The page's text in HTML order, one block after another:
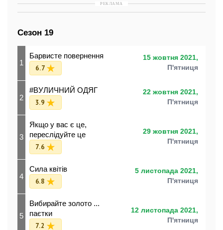
РЕКЛАМА
Сезон 19
1
Барвисте повернення
6.7
15 жовтня 2021,
П'ятниця
2
#ВУЛИЧНИЙ ОДЯГ
3.9
22 жовтня 2021,
П'ятниця
3
Якщо у вас є це,
переслідуйте це
7.6
29 жовтня 2021,
П'ятниця
4
Сила квітів
6.8
5 листопада 2021,
П'ятниця
5
Вибирайте золото ...
паєтки
7.2
12 листопада 2021,
П'ятниця